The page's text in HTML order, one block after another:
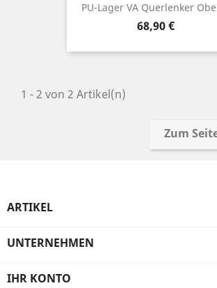
PU-Lager VA Querlenker
Preis
68,90 €
1 - 2 von 2 Artikel(n)
Zum
ARTIKEL
UNTERNEHMEN
IHR KONTO